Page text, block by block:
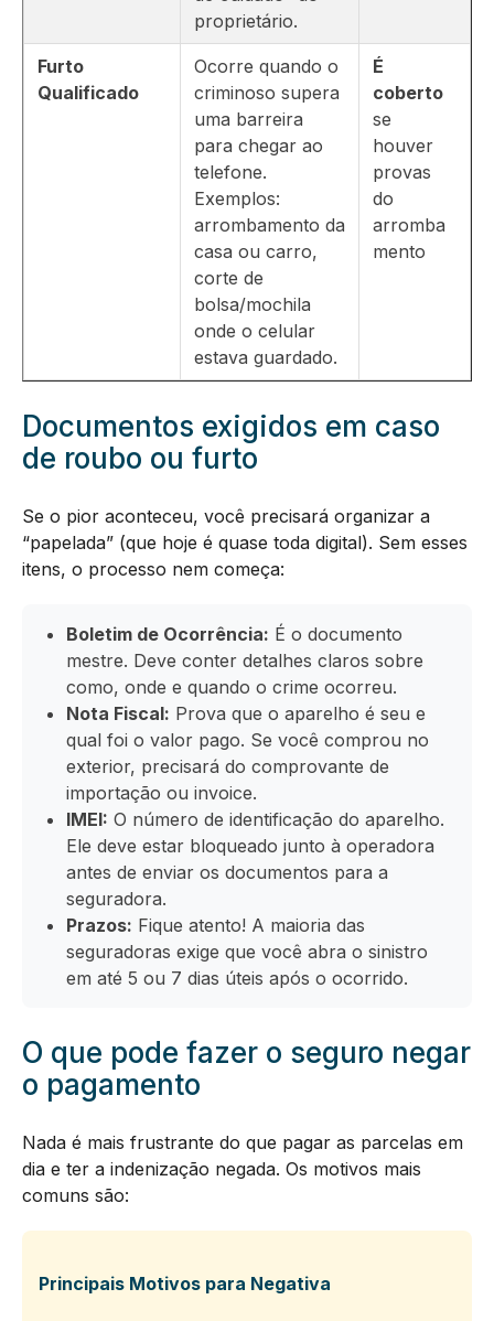
proprietário.
Furto
Qualificado
Ocorre quando o
criminoso supera
uma barreira
para chegar ao
telefone.
Exemplos:
arrombamento da
casa ou carro,
corte de
bolsa/mochila
onde o celular
estava guardado.
É
coberto
se
houver
provas
do
arromba
mento
Documentos exigidos em caso
de roubo ou furto
Se o pior aconteceu, você precisará organizar a
“papelada” (que hoje é quase toda digital). Sem esses
itens, o processo nem começa:
Boletim de Ocorrência: É o documento
mestre. Deve conter detalhes claros sobre
como, onde e quando o crime ocorreu.
Nota Fiscal: Prova que o aparelho é seu e
qual foi o valor pago. Se você comprou no
exterior, precisará do comprovante de
importação ou invoice.
IMEI: O número de identificação do aparelho.
Ele deve estar bloqueado junto à operadora
antes de enviar os documentos para a
seguradora.
Prazos: Fique atento! A maioria das
seguradoras exige que você abra o sinistro
em até 5 ou 7 dias úteis após o ocorrido.
O que pode fazer o seguro negar
o pagamento
Nada é mais frustrante do que pagar as parcelas em
dia e ter a indenização negada. Os motivos mais
comuns são:
Principais Motivos para Negativa